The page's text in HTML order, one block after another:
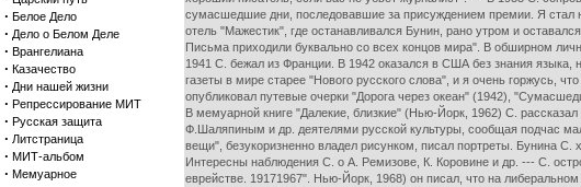
· Белое Дело
· Дело о Белом Деле
· Врангелиана
· Казачество
· Дни нашей жизни
· Репрессирование МИТ
· Русская защита
· Литстраница
· МИТ-альбом
· Мемуарное
сумасшедшие дни, последовавшие за присуждением премии. Я стал
отель "Мажестик", где останавливался Бунин, рано утром и
Письма приходили буквально со всех концов мира". В обширном
1941 С. бежал из Франции. В 1942 оказался в США без знания языка,
газеты в мире старее "Нового русского слова", и я очень горжусь,
опубликовал путевые очерки "Дорога через океан" (1942),
В мемуарной книге "Далекие, близкие" (Нью-Йорк, 1962) С.
Ф.Шаляпиным и др. деятелями русской культуры, сообщая подчас
вещи", безукоризненно владел рисунком, писал портреты. Бунина С.
Интересны наблюдения С. о А. Ремизове, К. Коровине и др. --- С.
еврействе. 19171967". Нью-Йорк, 1968) он писал, что на